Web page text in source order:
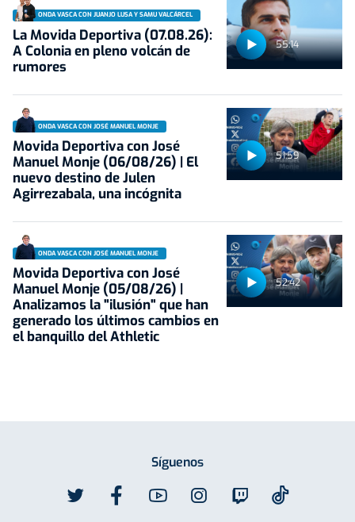
55:14
ONDA VASCA CON JUANJO LUSA Y SAMU VALCÁRCEL
La Movida Deportiva (07.08.26):
A Colonia en pleno volcán de
rumores
51:59
ONDA VASCA CON JOSÉ MANUEL MONJE
Movida Deportiva con José
Manuel Monje (06/08/26) | El
nuevo destino de Julen
Agirrezabala, una incógnita
52:42
ONDA VASCA CON JOSÉ MANUEL MONJE
Movida Deportiva con José
Manuel Monje (05/08/26) |
Analizamos la "ilusión" que han
generado los últimos cambios en
el banquillo del Athletic
Síguenos